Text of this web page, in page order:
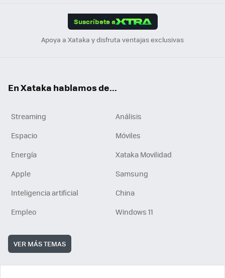
Suscríbete a
Apoya a Xataka y disfruta ventajas exclusivas
En Xataka hablamos de...
Streaming
Análisis
Espacio
Móviles
Energía
Xataka Movilidad
Apple
Samsung
Inteligencia artificial
China
Empleo
Windows 11
VER MÁS TEMAS